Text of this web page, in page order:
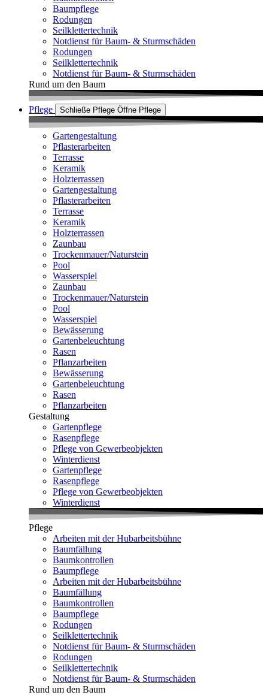
Baumpflege
Rodungen
Seilklettertechnik
Notdienst für Baum- & Sturmschäden
Rodungen
Seilklettertechnik
Notdienst für Baum- & Sturmschäden
Rund um den Baum
Pflege Schließe Pflege Öffne Pflege
Gartengestaltung
Pflasterarbeiten
Terrasse
Keramik
Holzterrassen
Gartengestaltung
Pflasterarbeiten
Terrasse
Keramik
Holzterrassen
Zaunbau
Trockenmauer/Naturstein
Pool
Wasserspiel
Zaunbau
Trockenmauer/Naturstein
Pool
Wasserspiel
Bewässerung
Gartenbeleuchtung
Rasen
Pflanzarbeiten
Bewässerung
Gartenbeleuchtung
Rasen
Pflanzarbeiten
Gestaltung
Gartenpflege
Rasenpflege
Pflege von Gewerbeobjekten
Winterdienst
Gartenpflege
Rasenpflege
Pflege von Gewerbeobjekten
Winterdienst
Pflege
Arbeiten mit der Hubarbeitsbühne
Baumfällung
Baumkontrollen
Baumpflege
Arbeiten mit der Hubarbeitsbühne
Baumfällung
Baumkontrollen
Baumpflege
Rodungen
Seilklettertechnik
Notdienst für Baum- & Sturmschäden
Rodungen
Seilklettertechnik
Notdienst für Baum- & Sturmschäden
Rund um den Baum